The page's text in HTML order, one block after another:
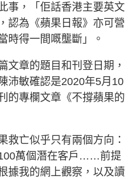
事，「佢話香港主要英文
認為《蘋果日報》亦可營
時得一間嘅壟斷」。
文章的題目和刊登日期，
沛敏確認是2020年5月10
的專欄文章《不撐蘋果的
救亡似乎只有兩個方向：
萬個潛在客戶……前提
據我的網上觀察，以及讀